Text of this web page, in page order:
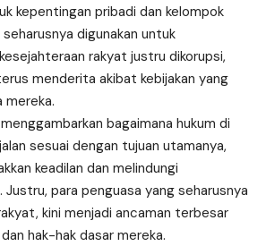
kepentingan pribadi dan kelompok
digunakan untuk
rakyat justru dikorupsi,
menderita akibat kebijakan yang
mereka.
bagaimana hukum di
sesuai dengan tujuan utamanya,
keadilan dan melindungi
para penguasa yang seharusnya
kini menjadi ancaman terbesar
hak-hak dasar mereka.